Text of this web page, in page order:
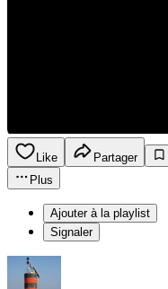
Like Partager
Plus
Ajouter à la playlist
Signaler